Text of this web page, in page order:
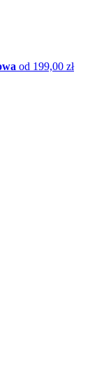
od 199,00 zł